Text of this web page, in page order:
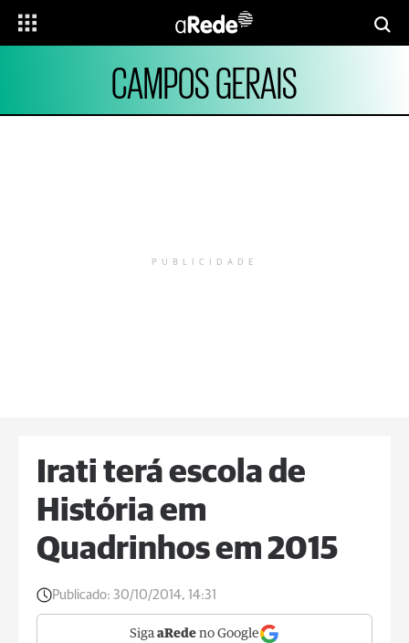
CAMPOS GERAIS
PUBLICIDADE
Irati terá escola de
História em
Quadrinhos em 2015
Publicado: 30/10/2014, 14:31
Siga aRede no Google